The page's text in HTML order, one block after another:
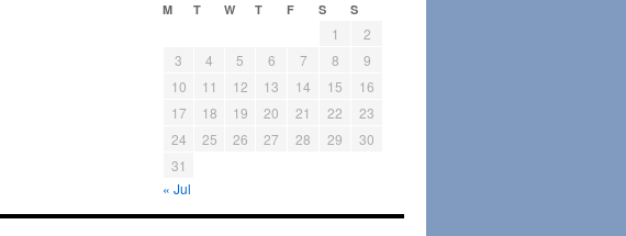
M T W T F S S
1
2
3
4 5 6 7 8
9
10
11 12 13 14 15
16
17
18 19 20 21 22
23
24
25 26 27 28 29
30
31
« Jul